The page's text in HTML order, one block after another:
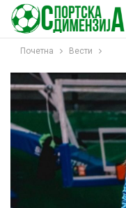
Почетна Вести